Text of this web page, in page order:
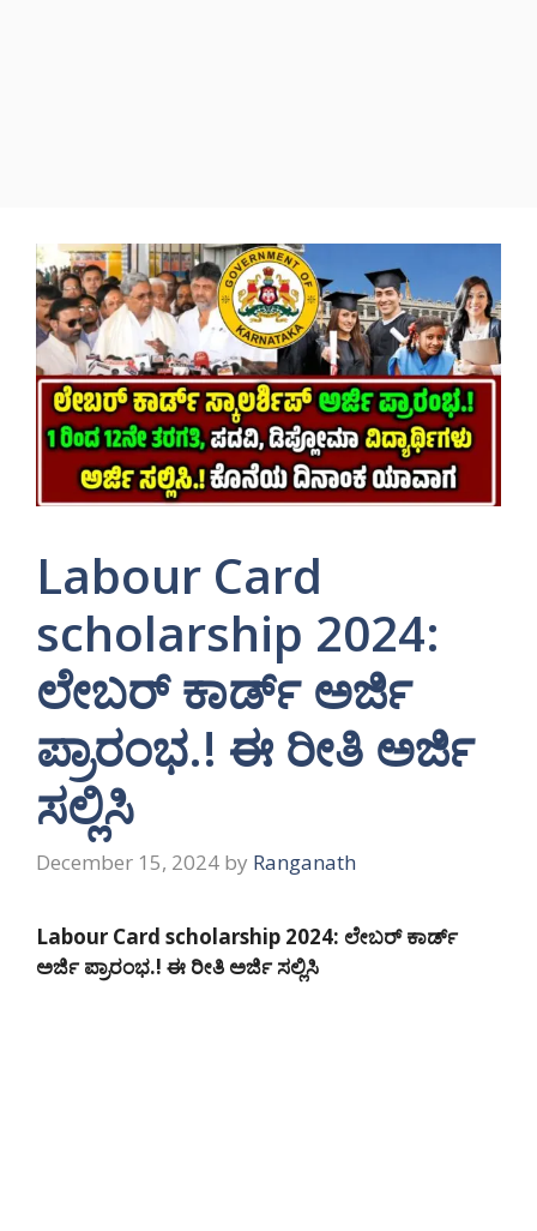
Labour Card
scholarship 2024:
ಲೇಬರ್ ಕಾರ್ಡ್ ಅರ್ಜಿ
ಪ್ರಾರಂಭ.! ಈ ರೀತಿ ಅರ್ಜಿ
ಸಲ್ಲಿಸಿ
December 15, 2024 by Ranganath
Labour Card scholarship 2024: ಲೇಬರ್ ಕಾರ್ಡ್
ಅರ್ಜಿ ಪ್ರಾರಂಭ.! ಈ ರೀತಿ ಅರ್ಜಿ ಸಲ್ಲಿಸಿ